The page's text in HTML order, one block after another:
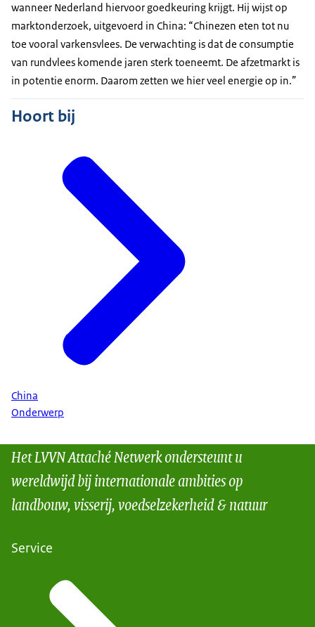
wanneer Nederland hiervoor goedkeuring krijgt. Hij wijst op
marktonderzoek, uitgevoerd in China: “Chinezen eten tot nu
toe vooral varkensvlees. De verwachting is dat de consumptie
van rundvlees komende jaren sterk toeneemt. De afzetmarkt is
in potentie enorm. Daarom zetten we hier veel energie op in.”
Hoort bij
China
Onderwerp
Het LVVN Attaché Netwerk ondersteunt u
wereldwijd bij internationale ambities op
landbouw, visserij, voedselzekerheid & natuur
Service